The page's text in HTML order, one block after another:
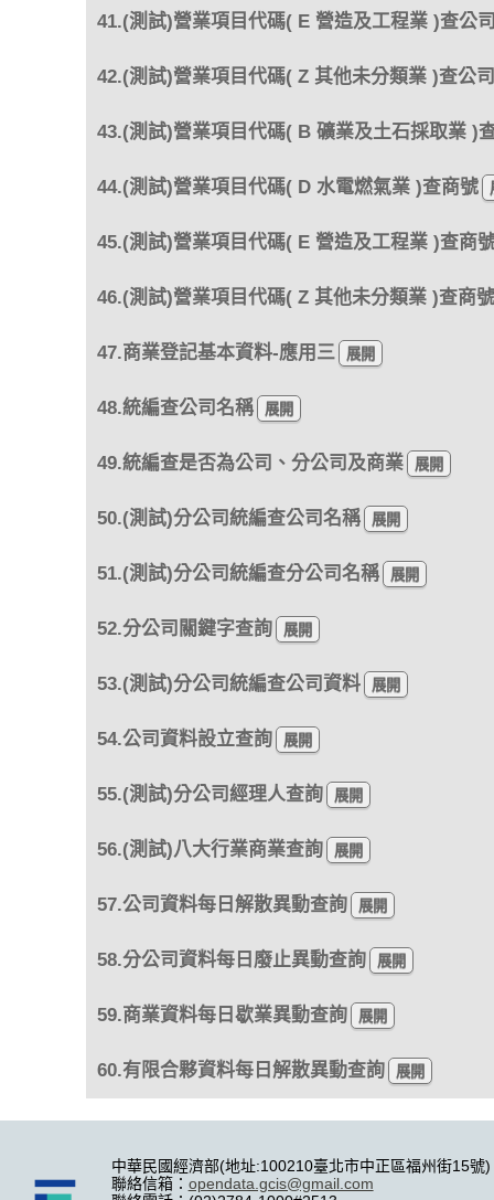
41.(測試)營業項目代碼( E 營造及工程業 )查公
42.(測試)營業項目代碼( Z 其他未分類業 )查公司
43.(測試)營業項目代碼( B 礦業及土石採取業 )
44.(測試)營業項目代碼( D 水電燃氣業 )查商號
45.(測試)營業項目代碼( E 營造及工程業 )查商
46.(測試)營業項目代碼( Z 其他未分類業 )查商號
47.商業登記基本資料-應用三
48.統編查公司名稱
49.統編查是否為公司、分公司及商業
50.(測試)分公司統編查公司名稱
51.(測試)分公司統編查分公司名稱
52.分公司關鍵字查詢
53.(測試)分公司統編查公司資料
54.公司資料設立查詢
55.(測試)分公司經理人查詢
56.(測試)八大行業商業查詢
57.公司資料每日解散異動查詢
58.分公司資料每日廢止異動查詢
59.商業資料每日歇業異動查詢
60.有限合夥資料每日解散異動查詢
中華民國經濟部(地址:100210臺北市中正區福州街15號)
聯絡信箱： opendata.gcis@gmail.com